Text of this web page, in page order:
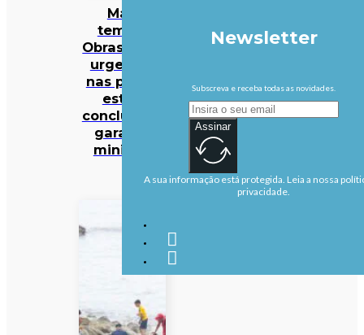
Mau
tempo:
Obras mais
urgentes
nas praias
estão
concluídas,
garante
ministra
Newsletter
Subscreva e receba todas as novidades.
Assinar
A sua informação está protegida. Leia a nossa
privacidade.